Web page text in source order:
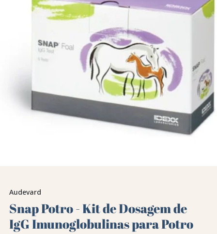
Audevard
Snap Potro - Kit de Dosagem de
IgG Imunoglobulinas para Potro